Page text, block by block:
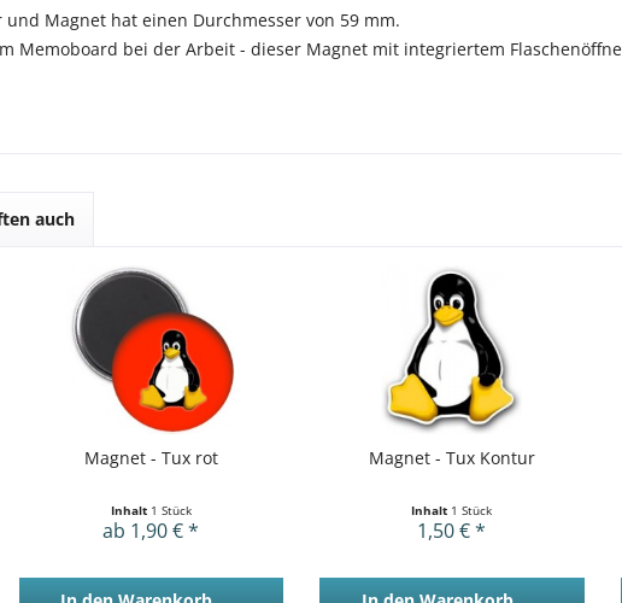
Magnet hat einen Durchmesser von 59 mm.
Memoboard bei der Arbeit - dieser Magnet mit integriertem
auch
Magnet - Tux rot
Inhalt 1 Stück
ab 1,90 € *
Magnet - Tux Kontur
Inhalt 1 Stück
1,50 € *